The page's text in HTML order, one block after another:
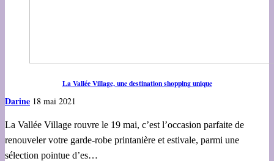
La Vallée Village, une destination shopping unique
Darine 18 mai 2021
La Vallée Village rouvre le 19 mai, c’est l’occasion parfaite de
renouveler votre garde-robe printanière et estivale, parmi une
sélection pointue d’es…